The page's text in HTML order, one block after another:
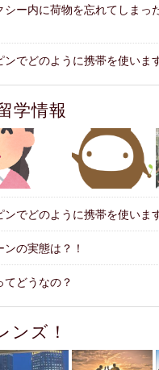
シー内に荷物を忘れてしまっ
でどのように携帯を使いま
学情報
でどのように携帯を使いま
の実態は？！
どうなの？
ンズ！